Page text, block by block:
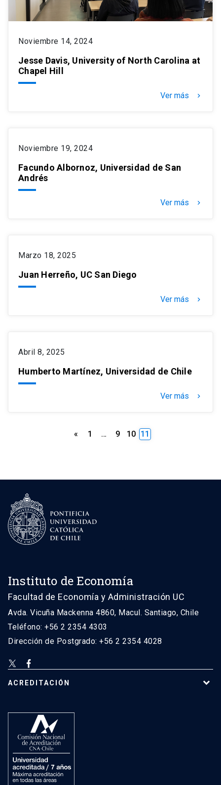
Noviembre 14, 2024
Jesse Davis, University of North Carolina at
Chapel Hill
Ver más keyboard_arrow_right
Noviembre 19, 2024
Facundo Albornoz, Universidad de San
Andrés
Ver más keyboard_arrow_right
Marzo 18, 2025
Juan Herreño, UC San Diego
Ver más keyboard_arrow_right
Abril 8, 2025
Humberto Martínez, Universidad de Chile
Ver más keyboard_arrow_right
Paginación
« 1 … 9 10 11
Instituto de Economía
Facultad de Economía y Administración UC
Avda. Vicuña Mackenna 4860, Macul. Santiago, Chile
Teléfono: +56 2 2354 4303
Dirección de Postgrado: +56 2 2354 4028
ACREDITACIÓN